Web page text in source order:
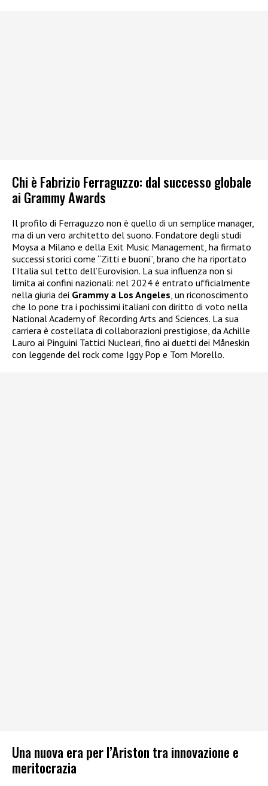
Chi è Fabrizio Ferraguzzo: dal successo globale
ai Grammy Awards
Il profilo di Ferraguzzo non è quello di un semplice manager,
ma di un vero architetto del suono. Fondatore degli studi
Moysa a Milano e della Exit Music Management, ha firmato
successi storici come “Zitti e buoni”, brano che ha riportato
l’Italia sul tetto dell’Eurovision. La sua influenza non si
limita ai confini nazionali: nel 2024 è entrato ufficialmente
nella giuria dei Grammy a Los Angeles , un riconoscimento
che lo pone tra i pochissimi italiani con diritto di voto nella
National Academy of Recording Arts and Sciences. La sua
carriera è costellata di collaborazioni prestigiose, da Achille
Lauro ai Pinguini Tattici Nucleari, fino ai duetti dei Måneskin
con leggende del rock come Iggy Pop e Tom Morello.
Una nuova era per l’Ariston tra innovazione e
meritocrazia